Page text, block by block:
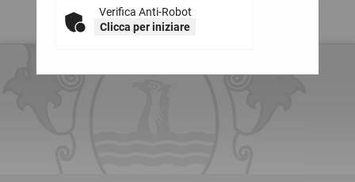
Verifica Anti-Robot
Clicca per iniziare
La ricerca ha restituito 0 risultati.